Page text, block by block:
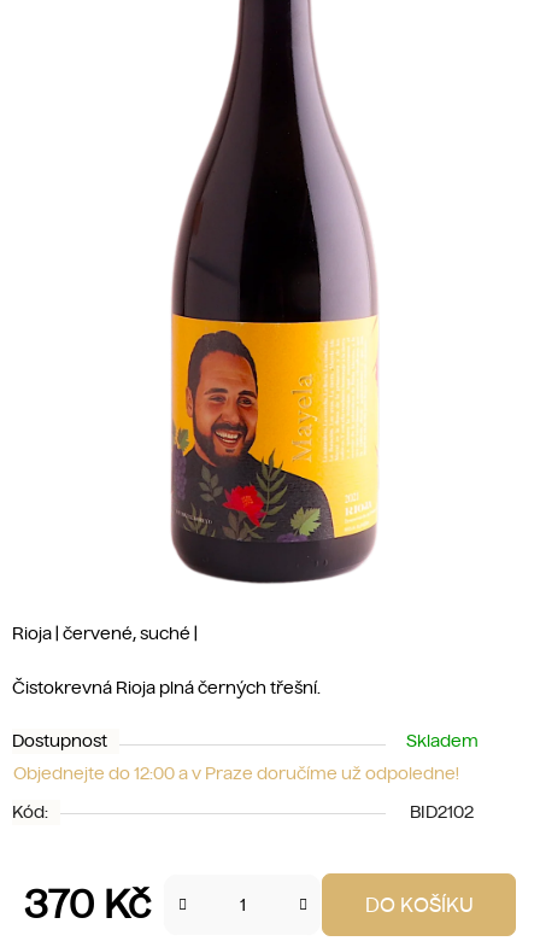
Rioja | červené, suché |
Čistokrevná Rioja plná černých třešní.
Dostupnost
Skladem
Objednejte do 12:00 a v Praze doručíme už odpoledne!
Kód:
BID2102
370 Kč DO KOŠÍKU